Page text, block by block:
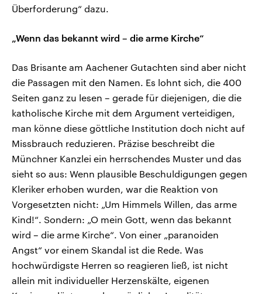
Überforderung“ dazu.
„Wenn das bekannt wird – die arme Kirche“
Das Brisante am Aachener Gutachten sind aber nicht
die Passagen mit den Namen. Es lohnt sich, die 400
Seiten ganz zu lesen – gerade für diejenigen, die die
katholische Kirche mit dem Argument verteidigen,
man könne diese göttliche Institution doch nicht auf
Missbrauch reduzieren. Präzise beschreibt die
Münchner Kanzlei ein herrschendes Muster und das
sieht so aus: Wenn plausible Beschuldigungen gegen
Kleriker erhoben wurden, war die Reaktion von
Vorgesetzten nicht: „Um Himmels Willen, das arme
Kind!“. Sondern: „O mein Gott, wenn das bekannt
wird – die arme Kirche“. Von einer „paranoiden
Angst“ vor einem Skandal ist die Rede. Was
hochwürdigste Herren so reagieren ließ, ist nicht
allein mit individueller Herzenskälte, eigenen